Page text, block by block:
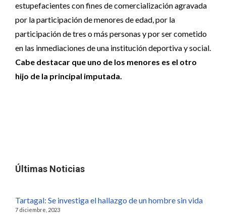
estupefacientes con fines de comercialización agravada
por la participación de menores de edad, por la
participación de tres o más personas y por ser cometido
en las inmediaciones de una institución deportiva y social.
Cabe destacar que uno de los menores es el otro
hijo de la principal imputada.
Últimas Noticias
Tartagal: Se investiga el hallazgo de un hombre sin vida
7 diciembre, 2023